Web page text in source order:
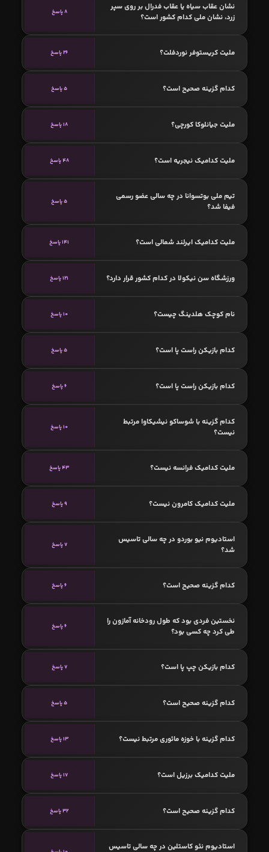
نشان عقاب سیاه یا عقاب فدرال بر روی سپر
زرد، نشان ملی کدام کشور است؟
8 پاسخ
ملیت کریستوفر نوردفلت؟ 26 پاسخ
کدام گزینه صحیح است؟ 5 پاسخ
ملیت جیانلوکا کورچی؟ 18 پاسخ
ملیت کدامیک نیجریه است؟ 48 پاسخ
تیم ملی بوتسوانا در چه سالی عضو رسمی
فیفا شد؟
5 پاسخ
ملیت کدامیک ایرلند شمالی است؟ 141 پاسخ
ورزشگاه سن نیکولا در کدام کشور قرار دارد؟ 121 پاسخ
نام کوچک هلدینگ چیست؟ 10 پاسخ
کدام بازیکن راست پا است؟ 5 پاسخ
کدام بازیکن راست پا است؟ 6 پاسخ
کدام گزینه با شوساكو نيشيكاوا مرتبط
نیست؟
10 پاسخ
ملیت کدامیک فرانسه نیست؟ 43 پاسخ
ملیت کدامیک کامرون نیست؟ 9 پاسخ
استادیوم نیو بوردو در چه سالی تاسیس
شد؟
7 پاسخ
کدام گزینه صحیح است؟ 6 پاسخ
نخستین فردی بود که طول رودخانه آمازون را
طی کرد چه کسی بود؟
6 پاسخ
کدام بازیکن چپ پا است؟ 7 پاسخ
کدام گزینه صحیح است؟ 5 پاسخ
کدام گزینه با خوزه مائوری مرتبط نیست؟ 13 پاسخ
ملیت کدامیک برزیل است؟ 17 پاسخ
کدام گزینه صحیح است؟ 32 پاسخ
استادیوم نئو کاستلین در چه سالی تاسیس